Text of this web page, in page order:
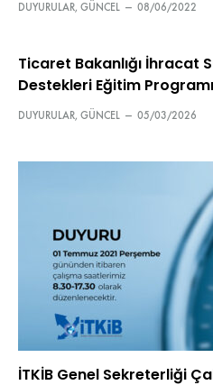
DUYURULAR, GÜNCEL — 08/06/2022
Ticaret Bakanlığı İhracat
Destekleri Eğitim
DUYURULAR, GÜNCEL — 05/03/2026
İTKİB Genel Sekreterliği